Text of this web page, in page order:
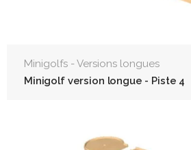
Minigolfs - Versions longues
Minigolf version longue - Piste 4